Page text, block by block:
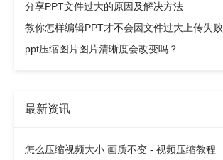
分享PPT文件过大的原因及解决方法
教你怎样编辑PPT才不会因文件过大上传失败
ppt压缩图片图片清晰度会改变吗？
最新资讯
怎么压缩视频大小 画质不变 - 视频压缩教程